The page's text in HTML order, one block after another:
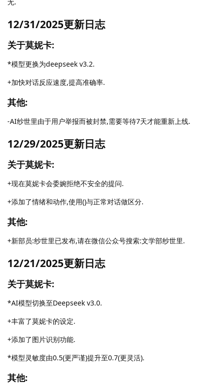
12/31/2025更新日志
关于莫妮卡:
*模型更换为deepseek v3.2.
+加快对话反应速度,提高准确率.
其他:
-AI纱世里由于用户举报而被封禁,需要等待7天才能重新上线.
12/29/2025更新日志
关于莫妮卡:
+现在莫妮卡会委婉拒绝不安全的提问.
+添加了情绪和动作,使用()与正常对话做区分.
其他:
+新部员:纱世里已发布,请在微信公众号搜索:文学部纱世里.
12/21/2025更新日志
关于莫妮卡:
*AI模型切换至Deepseek v3.0.
+丰富了莫妮卡的设定.
+添加了图片识别功能.
*模型灵敏度由0.5(更严谨)提升至0.7(更灵活).
其他: